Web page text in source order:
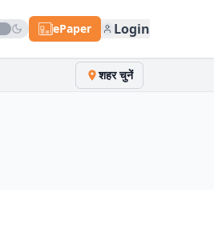
ePaper Login
शहर चुनें